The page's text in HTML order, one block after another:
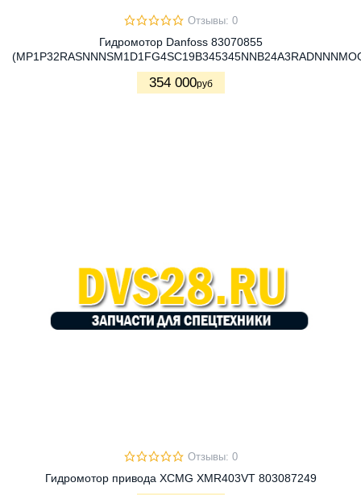
Отзывы: 0
Гидромотор Danfoss 83070855
354 000руб
Отзывы: 0
Гидромотор привода XCMG XMR403VT 803087249